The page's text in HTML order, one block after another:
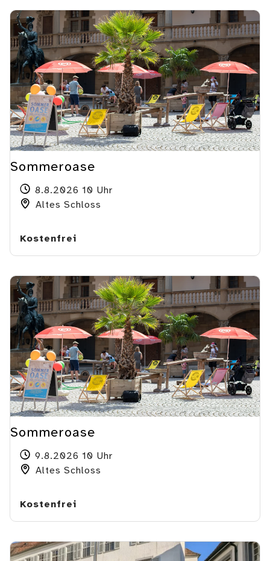
Sommeroase
8.8.2026 10 Uhr
Altes Schloss
Kostenfrei
Sommeroase
9.8.2026 10 Uhr
Altes Schloss
Kostenfrei